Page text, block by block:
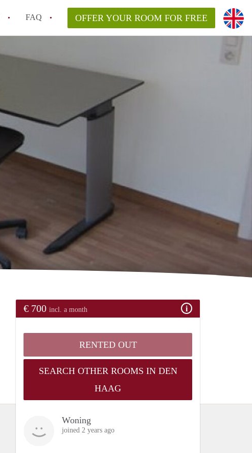
FAQ OFFER YOUR ROOM FOR FREE
€ 700 incl. a month
RENTED OUT
SEARCH OTHER ROOMS IN DEN
HAAG
Woning
joined 2 years ago